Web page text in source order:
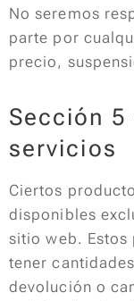
No seremos
parte por
precio,
Sección
servicios
Ciertos
disponibles
sitio web. Estos
tener
devolución o